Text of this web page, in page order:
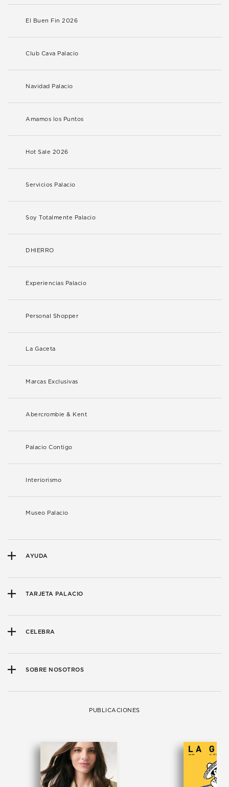
El Buen Fin 2026
Club Cava Palacio
Navidad Palacio
Amamos los Puntos
Hot Sale 2026
Servicios Palacio
Soy Totalmente Palacio
DHIERRO
Experiencias Palacio
Personal Shopper
La Gaceta
Marcas Exclusivas
Abercrombie & Kent
Palacio Contigo
Interiorismo
Museo Palacio
AYUDA
TARJETA PALACIO
CELEBRA
SOBRE NOSOTROS
PUBLICACIONES